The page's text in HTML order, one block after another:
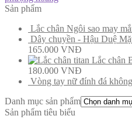
Sản phẩm
Lắc chân Ngôi sao may
Dây chuyền - Hậu Duệ
165.000 VNĐ
Lắc chân
180.000 VNĐ
Vòng tay nữ đính đá
Danh mục sản phẩm
Sản phẩm tiêu biểu